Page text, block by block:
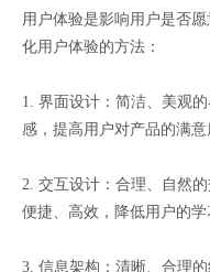
用户体验是影响用户是否
化用户体验的方法：
1. 界面设计：简洁、美观
感，提高用户对产品的满意
2. 交互设计：合理、自然
便捷、高效，降低用户的学
3. 信息架构：清晰、合理